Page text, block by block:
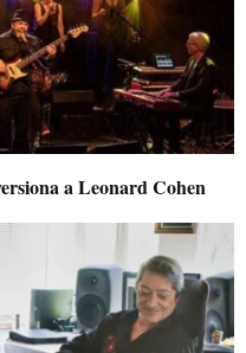
a Leonard Cohen